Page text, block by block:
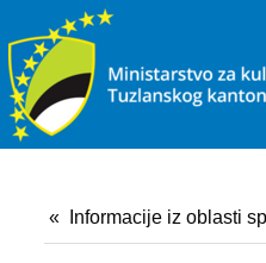
Informacije iz oblasti
KONKURSI I JAVNI POZIVI
OBAVJEŠTENJA I
KULTURA
USTANOVE I PREDUZEĆA